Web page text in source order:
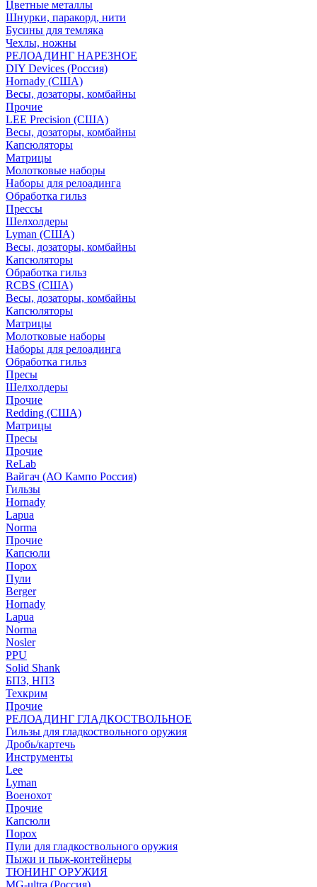
Цветные металлы
Шнурки, паракорд, нити
Бусины для темляка
Чехлы, ножны
РЕЛОАДИНГ НАРЕЗНОЕ
DIY Devices (Россия)
Hornady (США)
Весы, дозаторы, комбайны
Прочие
LEE Precision (США)
Весы, дозаторы, комбайны
Капсюляторы
Матрицы
Молотковые наборы
Наборы для релоадинга
Обработка гильз
Преcсы
Шелхолдеры
Lyman (США)
Весы, дозаторы, комбайны
Капсюляторы
Обработка гильз
RCBS (США)
Весы, дозаторы, комбайны
Капсюляторы
Матрицы
Молотковые наборы
Наборы для релоадинга
Обработка гильз
Пресы
Шелхолдеры
Прочие
Redding (США)
Матрицы
Пресы
Прочие
ReLab
Вайгач (АО Кампо Россия)
Гильзы
Hornady
Lapua
Norma
Прочие
Капсюли
Порох
Пули
Berger
Hornady
Lapua
Norma
Nosler
PPU
Solid Shank
БПЗ, НПЗ
Техкрим
Прочие
РЕЛОАДИНГ ГЛАДКОСТВОЛЬНОЕ
Гильзы для гладкоствольного оружия
Дробь/картечь
Инструменты
Lee
Lyman
Военохот
Прочие
Капсюли
Порох
Пули для гладкоствольного оружия
Пыжи и пыж-контейнеры
ТЮНИНГ ОРУЖИЯ
MG-ultra (Россия)